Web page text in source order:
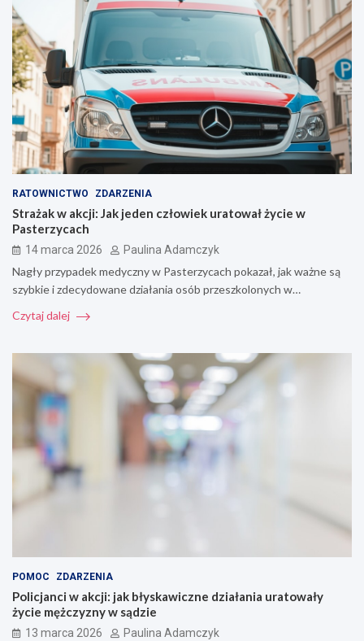
RATOWNICTWO ZDARZENIA
Strażak w akcji: Jak jeden człowiek uratował życie w
Pasterzycach
14 marca 2026 Paulina Adamczyk
Nagły przypadek medyczny w Pasterzycach pokazał, jak ważne są
szybkie i zdecydowane działania osób przeszkolonych w…
Czytaj dalej
POMOC ZDARZENIA
Policjanci w akcji: jak błyskawiczne działania uratowały
życie mężczyzny w sądzie
13 marca 2026 Paulina Adamczyk